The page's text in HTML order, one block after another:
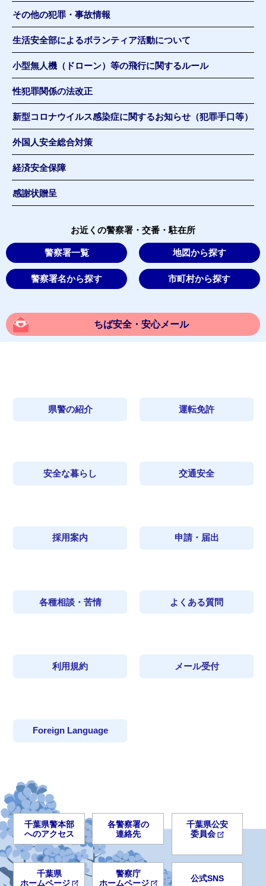
その他の犯罪・事故情報
生活安全部によるボランティア活動について
小型無人機（ドローン）等の飛行に関するルール
性犯罪関係の法改正
新型コロナウイルス感染症に関するお知らせ（犯罪手口等）
外国人安全総合対策
経済安全保障
感謝状贈呈
お近くの警察署・交番・駐在所
警察署一覧 地図から探す
警察署名から探す 市町村から探す
ちば安全・安心メール
県警の紹介 運転免許
安全な暮らし 交通安全
採用案内 申請・届出
各種相談・苦情 よくある質問
利用規約 メール受付
Foreign Language
千葉県警本部
へのアクセス
各警察署の
連絡先
千葉県公安
委員会
千葉県
ホームページ
警察庁
ホームページ
公式SNS